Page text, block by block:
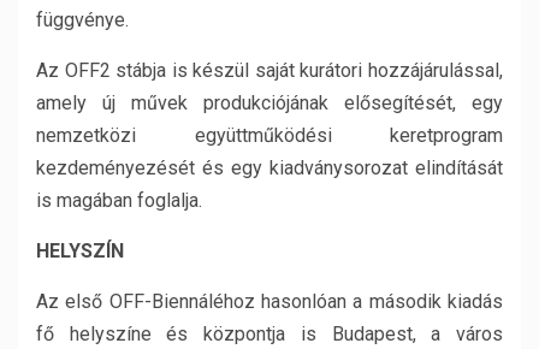
függvénye.
Az OFF2 stábja is készül saját kurátori hozzájárulással,
amely új művek produkciójának elősegítését, egy
nemzetközi együttműködési keretprogram
kezdeményezését és egy kiadványsorozat elindítását
is magában foglalja.
HELYSZÍN
Az első OFF-Biennáléhoz hasonlóan a második kiadás
fő helyszíne és központja is Budapest, a város